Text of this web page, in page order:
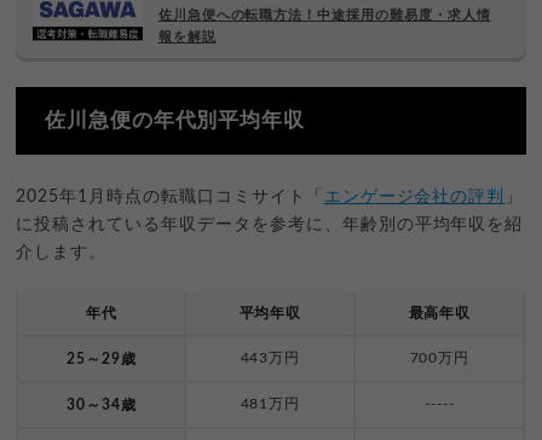
佐川急便への転職方法！中途採用の難易度・求人情
報を解説
佐川急便の年代別平均年収
2025年1月時点の転職口コミサイト「 エンゲージ会社の評判
」
に投稿されている年収データを参考に、年齢別の平均年収を紹
介します。
年代 平均年収 最高年収
25～29歳 443万円 700万円
30～34歳 481万円 -----